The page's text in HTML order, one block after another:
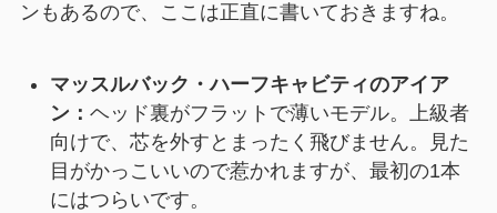
ンもあるので、ここは正直に書いておきますね。
マッスルバック・ハーフキャビティのアイア
ン： ヘッド裏がフラットで薄いモデル。上級者
向けで、芯を外すとまったく飛びません。見た
目がかっこいいので惹かれますが、最初の1本
にはつらいです。